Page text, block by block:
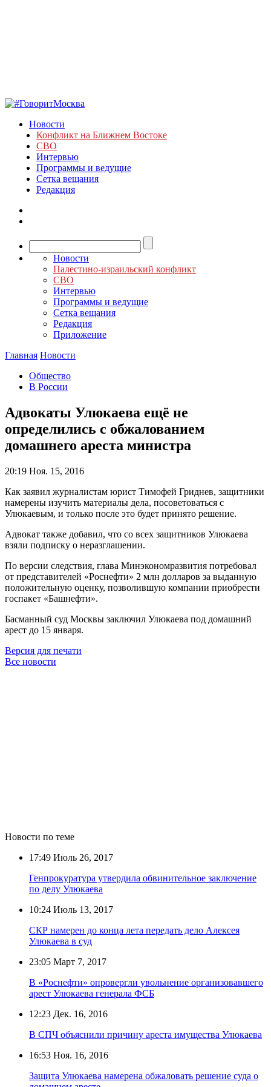
Новости
Конфликт на Ближнем Востоке
СВО
Интервью
Программы и ведущие
Сетка вещания
Редакция
Новости
Палестино-израильский конфликт
СВО
Интервью
Программы и ведущие
Сетка вещания
Редакция
Приложение
Главная Новости
Общество
В России
Адвокаты Улюкаева ещё не
определились с обжалованием
домашнего ареста министра
20:19 Ноя. 15, 2016
Как заявил журналистам юрист Тимофей Гриднев, защитники
намерены изучить материалы дела, посоветоваться с
Улюкаевым, и только после это будет принято решение.
Адвокат также добавил, что со всех защитников Улюкаева
взяли подписку о неразглашении.
По версии следствия, глава Минэкономразвития потребовал
от представителей «Роснефти» 2 млн долларов за выданную
положительную оценку, позволившую компании приобрести
госпакет «Башнефти».
Басманный суд Москвы заключил Улюкаева под домашний
арест до 15 января.
Версия для печати
Все новости
Новости по теме
17:49 Июль 26, 2017
Генпрокуратура утвердила обвинительное заключение
по делу Улюкаева
10:24 Июль 13, 2017
СКР намерен до конца лета передать дело Алексея
Улюкаева в суд
23:05 Март 7, 2017
В «Роснефти» опровергли увольнение организовавшего
арест Улюкаева генерала ФСБ
12:23 Дек. 16, 2016
В СПЧ объяснили причину ареста имущества Улюкаева
16:53 Ноя. 16, 2016
Защита Улюкаева намерена обжаловать решение суда о